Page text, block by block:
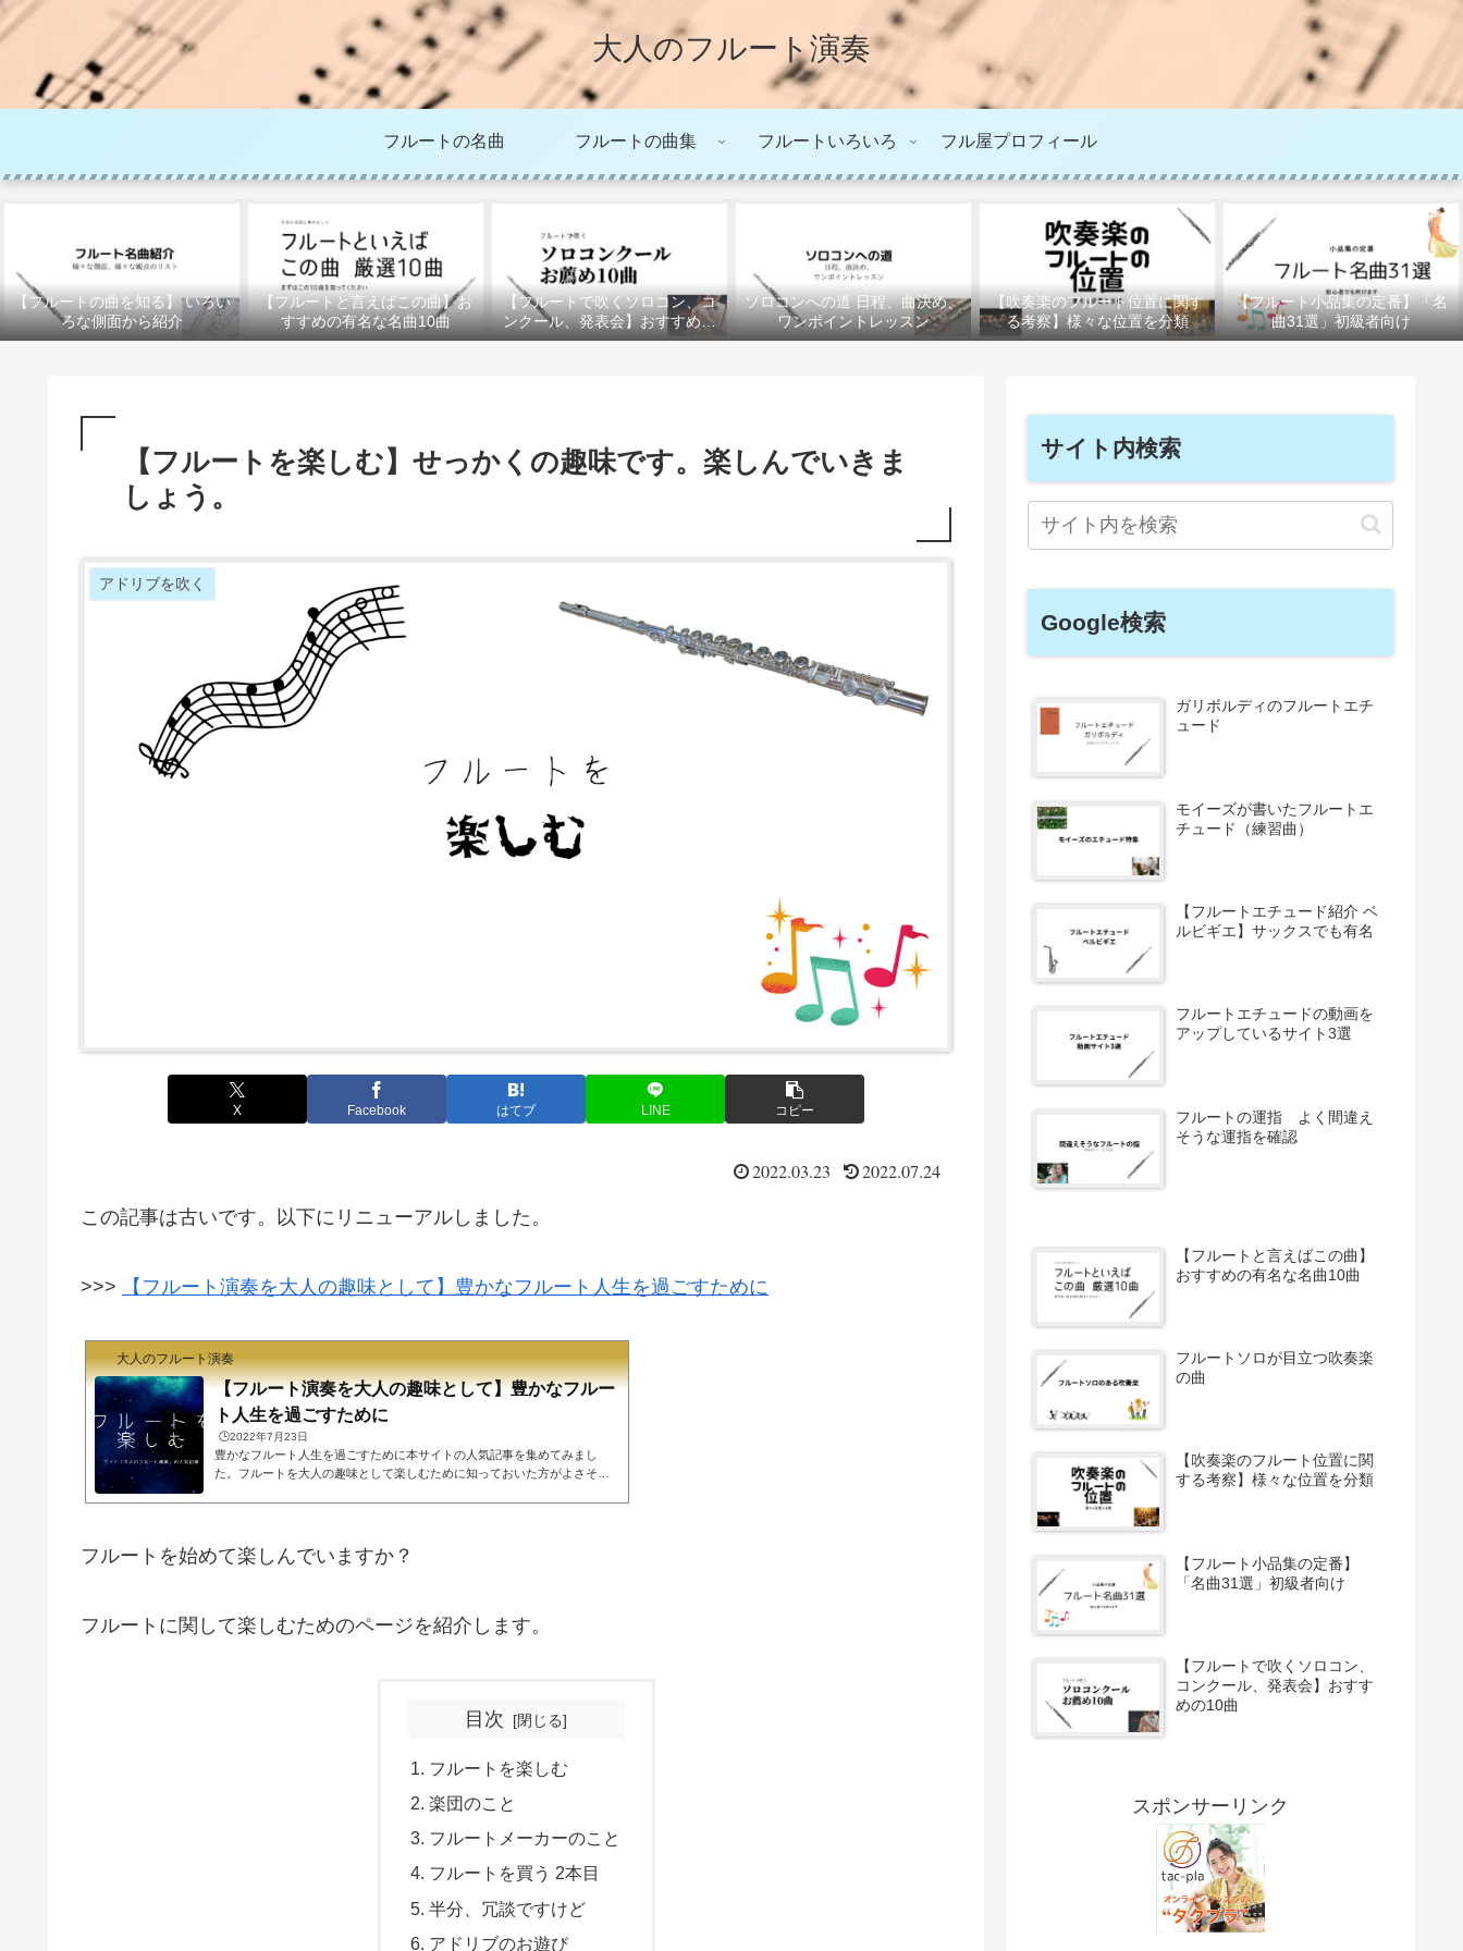
大人のフルート演奏
フルートの名曲 フルートの曲集 フルートいろいろ フル屋プロフィール
【フルートの曲を知る】 いろい
ろな側面から紹介
【フルートと言えばこの曲】お
すすめの有名な名曲10曲
【フルートで吹くソロコン、コ
ンクール、発表会】おすすめの
10曲
ソロコンへの道 日程、曲決め、
ワンポイントレッスン
【吹奏楽のフルート位置に関す
る考察】様々な位置を分類
【フルート小品集の定番】「名
曲31選」初級者向け
【フルートを楽しむ】せっかくの趣味です。楽しんでいきま
しょう。
アドリブを吹く
X Facebook はてブ LINE コピー
2022.03.23 2022.07.24
この記事は古いです。以下にリニューアルしました。
>>> 【フルート演奏を大人の趣味として】豊かなフルート人生を過ごすために
大人のフルート演奏
【フルート演奏を大人の趣味として】豊かなフルー
ト人生を過ごすために
🕒️2022年7月23日
豊かなフルート人生を過ごすために本サイトの人気記事を集めてみまし
た。フルートを大人の趣味として楽しむために知っておいた方がよさそう
とをやりなさいフル屋は「ずっとやりたかったことをやりなさい」を読ん
で、フルート演奏を再開し、人生を楽しんで生きています。ぜひ、ずっと
フルートを始めて楽しんでいますか？
フルートに関して楽しむためのページを紹介します。
目次
フルートを楽しむ
楽団のこと
フルートメーカーのこと
フルートを買う 2本目
半分、冗談ですけど
アドリブのお遊び
サイト内検索
Google検索
ガリボルディのフルートエチ
ュード
モイーズが書いたフルートエ
チュード（練習曲）
【フルートエチュード紹介 ベ
ルビギエ】サックスでも有名
フルートエチュードの動画を
アップしているサイト3選
フルートの運指 よく間違え
そうな運指を確認
【フルートと言えばこの曲】
おすすめの有名な名曲10曲
フルートソロが目立つ吹奏楽
の曲
【吹奏楽のフルート位置に関
する考察】様々な位置を分類
【フルート小品集の定番】
「名曲31選」初級者向け
【フルートで吹くソロコン、
コンクール、発表会】おすす
めの10曲
スポンサーリンク